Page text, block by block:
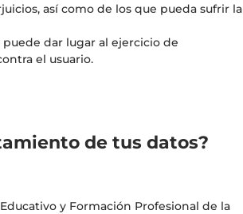
así como de los que pueda sufrir la
dar lugar al ejercicio de
el usuario.
de tus datos?
y Formación Profesional de la